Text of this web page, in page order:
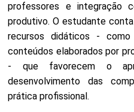
professores e integração
produtivo. O estudante
recursos didáticos -
conteúdos elaborados por
- que favorecem o
desenvolvimento das
prática profissional.